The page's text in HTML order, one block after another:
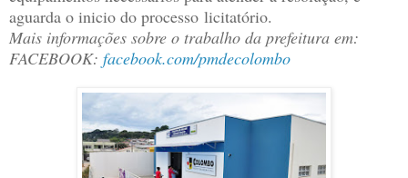
aguarda o inicio do processo licitatório.
Mais informações sobre o trabalho da prefeitura em:
FACEBOOK: facebook.com/pmdecolombo